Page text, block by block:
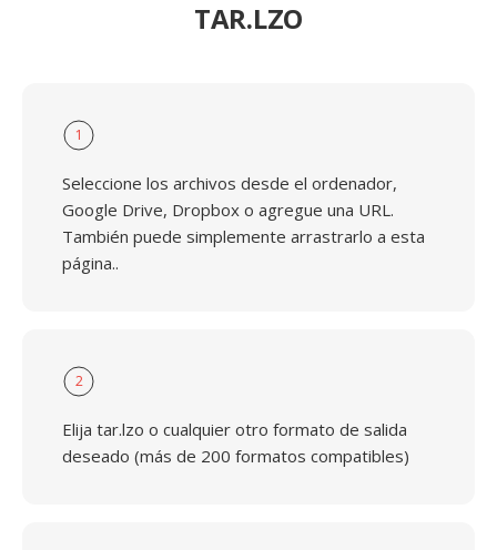
TAR.LZO
1
Seleccione los archivos desde el ordenador,
Google Drive, Dropbox o agregue una URL.
También puede simplemente arrastrarlo a esta
página..
2
Elija tar.lzo o cualquier otro formato de salida
deseado (más de 200 formatos compatibles)